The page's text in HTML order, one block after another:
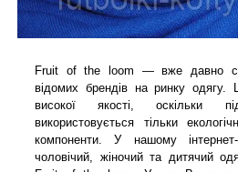
Fruit of the loom — вже давно
відомих брендів на ринку
високої якості, оскільки
використовується тільки
компоненти. У нашому інтернет-
чоловічий, жіночий та дитячий